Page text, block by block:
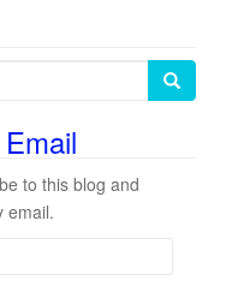
to this blog and
email.